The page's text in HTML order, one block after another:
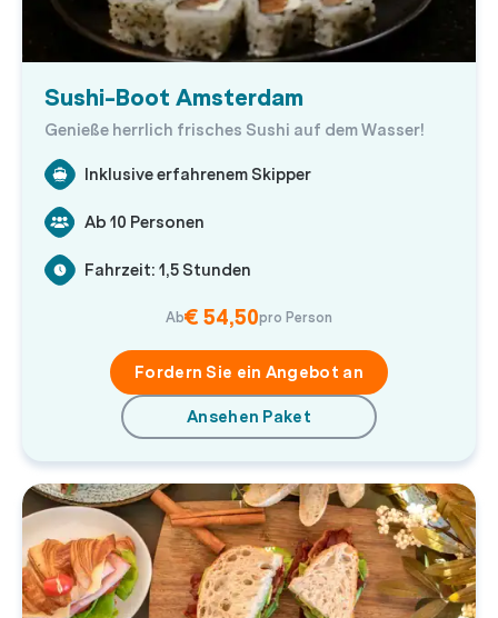
Sushi-Boot Amsterdam
Genieße herrlich frisches Sushi auf dem Wasser!
Inklusive erfahrenem Skipper
Ab 10 Personen
Fahrzeit: 1,5 Stunden
Ab€ 54,50pro Person
Fordern Sie ein Angebot an
Ansehen Paket